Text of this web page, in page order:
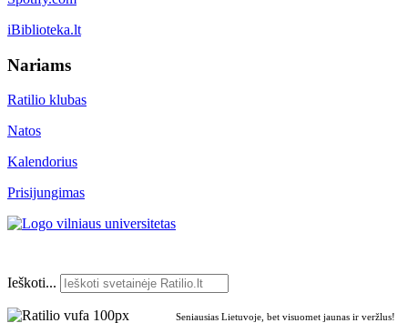
iBiblioteka.lt
Nariams
Ratilio klubas
Natos
Kalendorius
Prisijungimas
Ieškoti...
Seniausias Lietuvoje, bet visuomet jaunas ir veržlus!